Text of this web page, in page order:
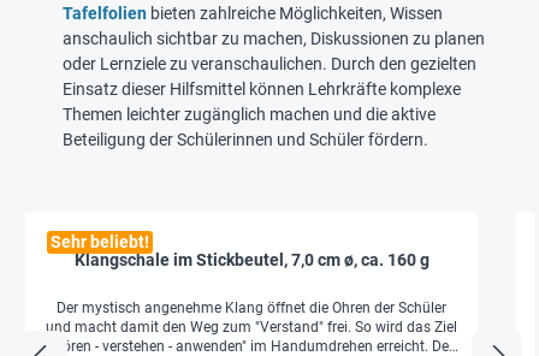
Tafelfolien bieten zahlreiche Möglichkeiten, Wissen
anschaulich sichtbar zu machen, Diskussionen zu planen
oder Lernziele zu veranschaulichen. Durch den gezielten
Einsatz dieser Hilfsmittel können Lehrkräfte komplexe
Themen leichter zugänglich machen und die aktive
Beteiligung der Schülerinnen und Schüler fördern.
Sehr beliebt!
Klangschale im Stickbeutel, 7,0 cm ø, ca. 160 g
Der mystisch angenehme Klang öffnet die Ohren der Schüler
und macht damit den Weg zum "Verstand" frei. So wird das Ziel
"hören - verstehen - anwenden" im Handumdrehen erreicht. Der